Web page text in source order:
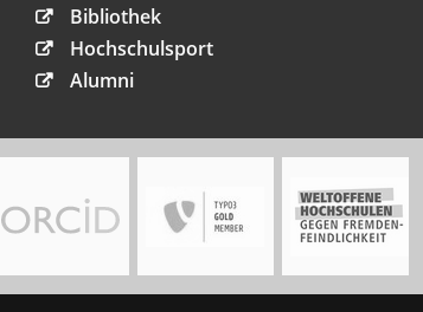
Bibliothek
Hochschulsport
Alumni